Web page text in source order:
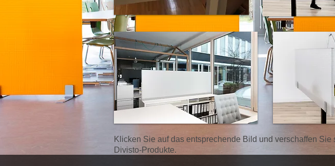
Klicken Sie auf das entsprechende Bild und verschaffen
Divisto-Produkte.